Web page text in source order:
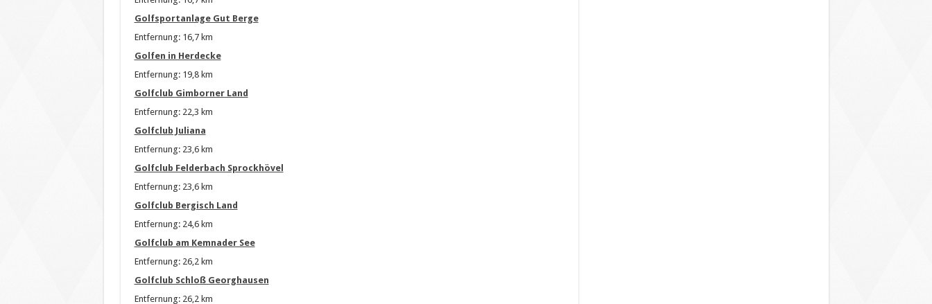
Golfsportanlage Gut Berge
Entfernung: 16,7 km
Golfen in Herdecke
Entfernung: 19,8 km
Golfclub Gimborner Land
Entfernung: 22,3 km
Golfclub Juliana
Entfernung: 23,6 km
Golfclub Felderbach Sprockhövel
Entfernung: 23,6 km
Golfclub Bergisch Land
Entfernung: 24,6 km
Golfclub am Kemnader See
Entfernung: 26,2 km
Golfclub Schloß Georghausen
Entfernung: 26,2 km